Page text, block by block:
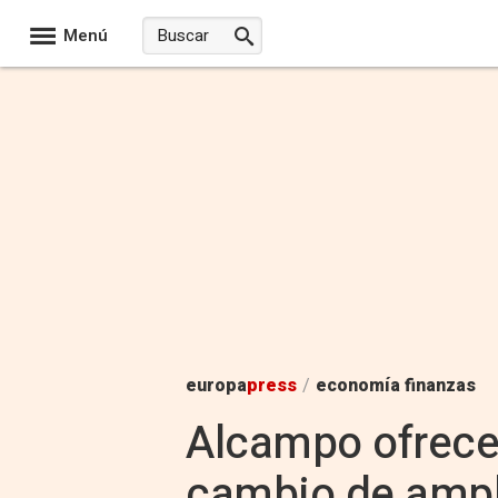
Menú
europapress / economía finanzas
Alcampo